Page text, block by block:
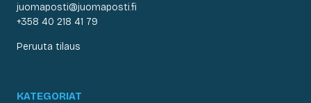
juomaposti@juomaposti.fi
+358 40 218 41 79
Peruuta tilaus
KATEGORIAT